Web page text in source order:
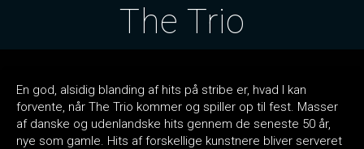
The Trio
En god, alsidig blanding af hits på stribe er, hvad I kan
forvente, når The Trio kommer og spiller op til fest. Masser
af danske og udenlandske hits gennem de seneste 50 år,
nye som gamle. Hits af forskellige kunstnere bliver serveret